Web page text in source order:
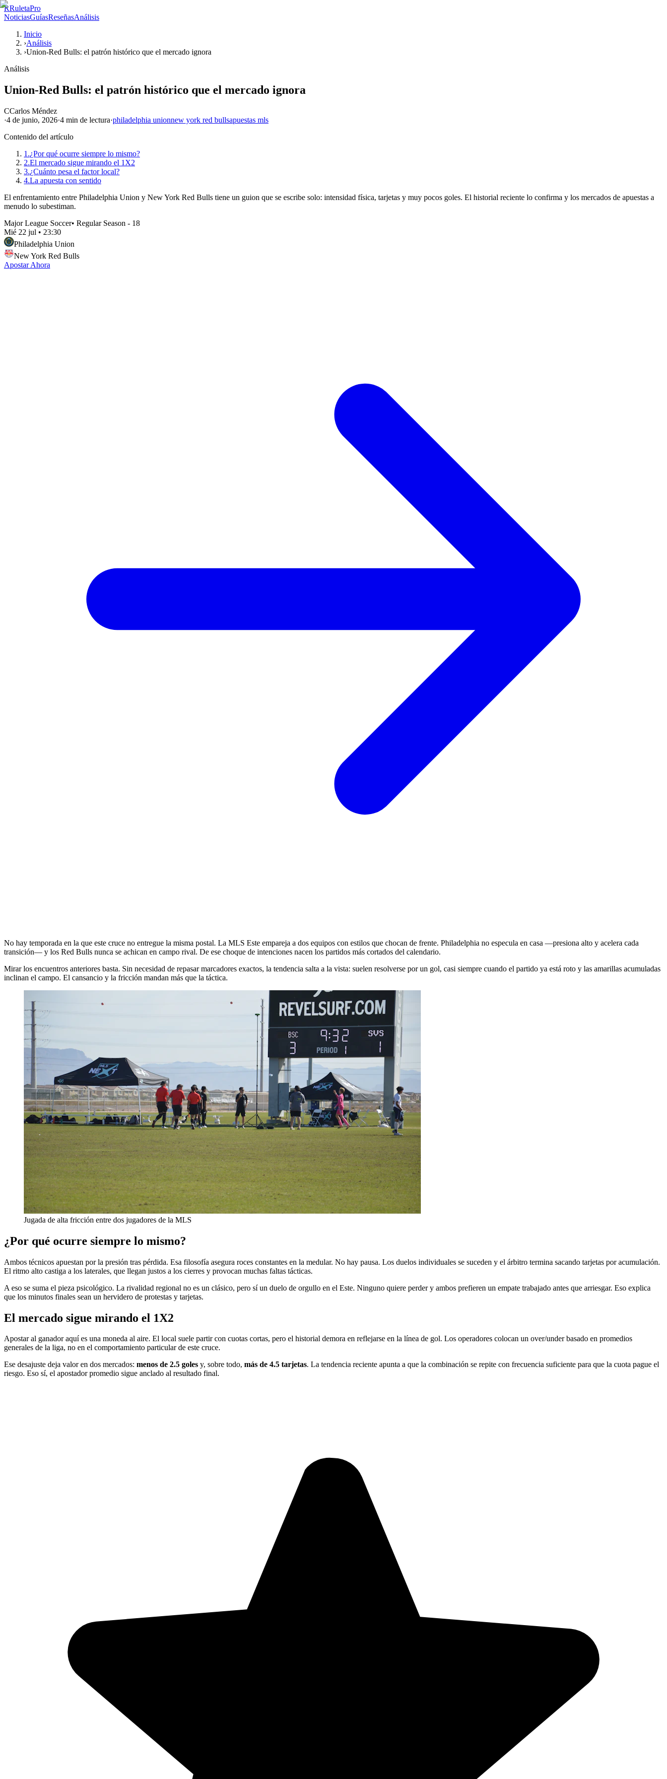
RRuletaPro
NoticiasGuíasReseñasAnálisis
Inicio
›Análisis
›Union-Red Bulls: el patrón histórico que el mercado ignora
Análisis
Union-Red Bulls: el patrón histórico que el mercado ignora
CCarlos Méndez
·4 de junio, 2026·4 min de lectura·philadelphia unionnew york red bullsapuestas mls
Contenido del artículo
1.¿Por qué ocurre siempre lo mismo?
2.El mercado sigue mirando el 1X2
3.¿Cuánto pesa el factor local?
4.La apuesta con sentido
El enfrentamiento entre Philadelphia Union y New York Red Bulls tiene un guion que se escribe solo: intensidad física, tarjetas y muy pocos goles. El historial reciente lo confirma y los mercados de apuestas a
menudo lo subestiman.
Major League Soccer• Regular Season - 18
Mié 22 jul • 23:30
Philadelphia Union
New York Red Bulls
Apostar Ahora
No hay temporada en la que este cruce no entregue la misma postal. La MLS Este empareja a dos equipos con estilos que chocan de frente. Philadelphia no especula en casa —presiona alto y acelera cada
transición— y los Red Bulls nunca se achican en campo rival. De ese choque de intenciones nacen los partidos más cortados del calendario.
Mirar los encuentros anteriores basta. Sin necesidad de repasar marcadores exactos, la tendencia salta a la vista: suelen resolverse por un gol, casi siempre cuando el partido ya está roto y las amarillas acumuladas
inclinan el campo. El cansancio y la fricción mandan más que la táctica.
Jugada de alta fricción entre dos jugadores de la MLS
¿Por qué ocurre siempre lo mismo?
Ambos técnicos apuestan por la presión tras pérdida. Esa filosofía asegura roces constantes en la medular. No hay pausa. Los duelos individuales se suceden y el árbitro termina sacando tarjetas por acumulación.
El ritmo alto castiga a los laterales, que llegan justos a los cierres y provocan muchas faltas tácticas.
A eso se suma el pieza psicológico. La rivalidad regional no es un clásico, pero sí un duelo de orgullo en el Este. Ninguno quiere perder y ambos prefieren un empate trabajado antes que arriesgar. Eso explica
que los minutos finales sean un hervidero de protestas y tarjetas.
El mercado sigue mirando el 1X2
Apostar al ganador aquí es una moneda al aire. El local suele partir con cuotas cortas, pero el historial demora en reflejarse en la línea de gol. Los operadores colocan un over/under basado en promedios
generales de la liga, no en el comportamiento particular de este cruce.
Ese desajuste deja valor en dos mercados: menos de 2.5 goles y, sobre todo, más de 4.5 tarjetas. La tendencia reciente apunta a que la combinación se repite con frecuencia suficiente para que la cuota pague el
riesgo. Eso sí, el apostador promedio sigue anclado al resultado final.